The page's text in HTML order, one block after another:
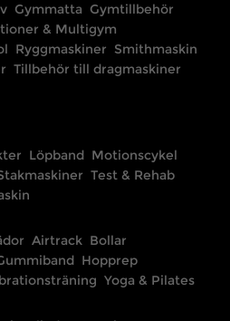
Gymmatta Gymtillbehör
& Multigym
Ryggmaskiner Smithmaskin
Tillbehör till dragmaskiner
Löpband Motionscykel
Test & Rehab
Airtrack Bollar
Hopprep
Yoga & Pilates